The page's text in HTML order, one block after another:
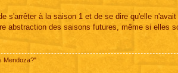
s'arrêter à la saison 1 et de se dire qu'elle
abstraction des saisons futures, même si elles
Mendoza?"